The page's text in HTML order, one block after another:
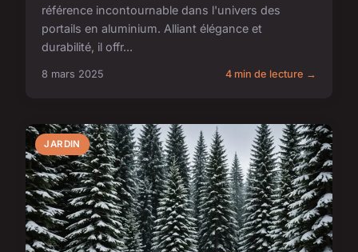
référence incontournable dans l'univers des
portails en aluminium. Alliant élégance et
durabilité, il offr...
8 mars 2025 4 min de lecture →
JARDIN